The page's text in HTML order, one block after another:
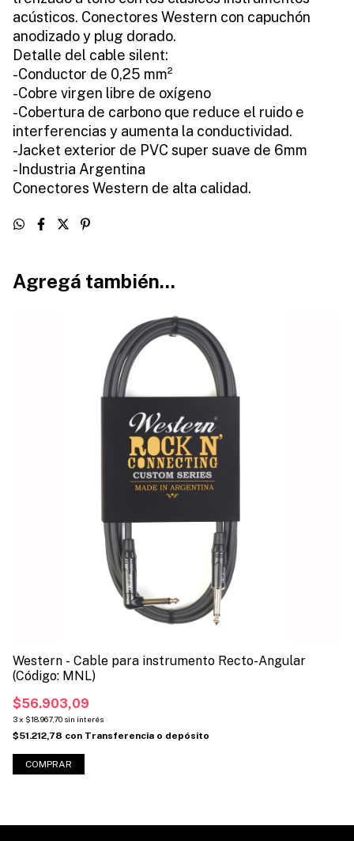
acústicos. Conectores Western con capuchón
anodizado y plug dorado.
Detalle del cable silent:
-Conductor de 0,25 mm²
-Cobre virgen libre de oxígeno
-Cobertura de carbono que reduce el ruido e
interferencias y aumenta la conductividad.
-Jacket exterior de PVC super suave de 6mm
-Industria Argentina
Conectores Western de alta calidad.
Agregá también...
Western - Cable para instrumento Recto-Angular
(Código: MNL)
$56.903,09
3x $18.967,70 sin interés
$51.212,78 con Transferencia o depósito
COMPRAR